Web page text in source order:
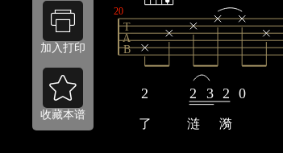
20
T
A
B
2 2 3 2 0
了 涟 漪
加入打印
收藏本谱